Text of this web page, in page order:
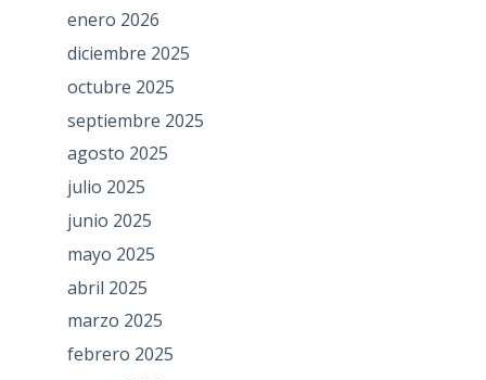
enero 2026
diciembre 2025
octubre 2025
septiembre 2025
agosto 2025
julio 2025
junio 2025
mayo 2025
abril 2025
marzo 2025
febrero 2025